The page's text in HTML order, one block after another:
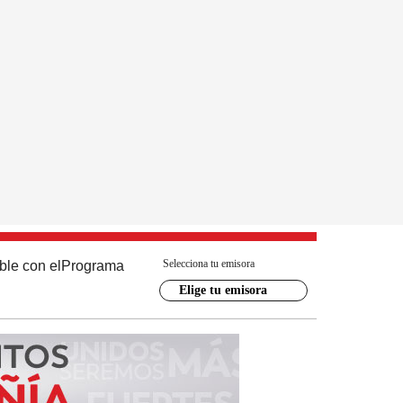
con el Programa Selecciona tu emisora
Elige tu emisora